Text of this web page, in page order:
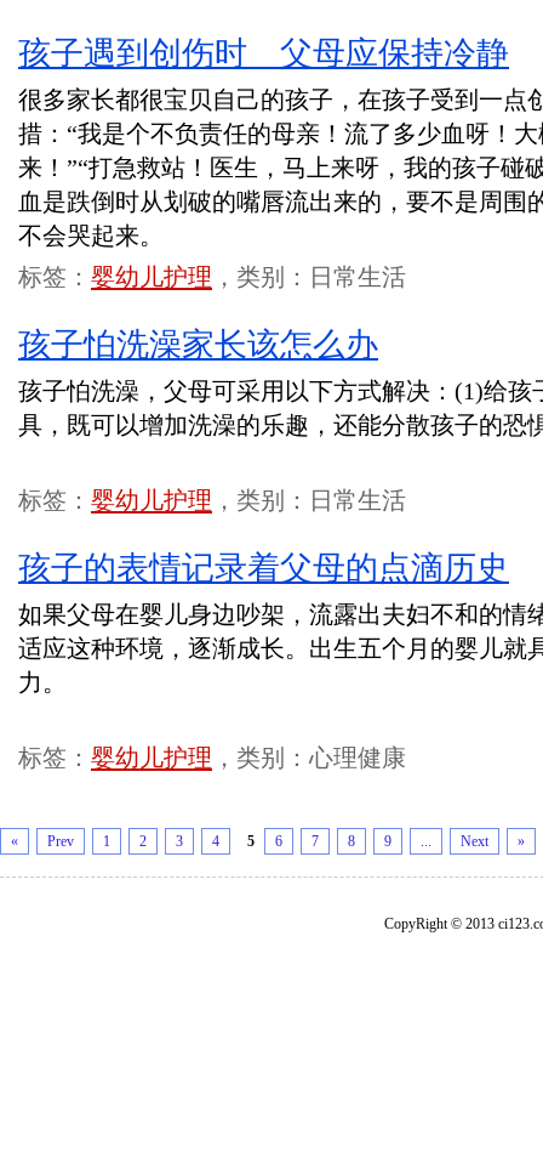
孩子遇到创伤时 父母应保持冷静
很多家长都很宝贝自己的孩子，在孩子受到一点
措：“我是个不负责任的母亲！流了多少血呀！
来！”“打急救站！医生，马上来呀，我的孩子碰
血是跌倒时从划破的嘴唇流出来的，要不是周围
不会哭起来。
标签： 婴幼儿护理 ，类别：日常生活
孩子怕洗澡家长该怎么办
孩子怕洗澡，父母可采用以下方式解决：(1)给
具，既可以增加洗澡的乐趣，还能分散孩子的恐
标签： 婴幼儿护理 ，类别：日常生活
孩子的表情记录着父母的点滴历史
如果父母在婴儿身边吵架，流露出夫妇不和的情
适应这种环境，逐渐成长。出生五个月的婴儿就
力。
标签： 婴幼儿护理 ，类别：心理健康
« Prev 1 2 3 4 5 6 7 8 9 ... Next »
CopyRight © 2013